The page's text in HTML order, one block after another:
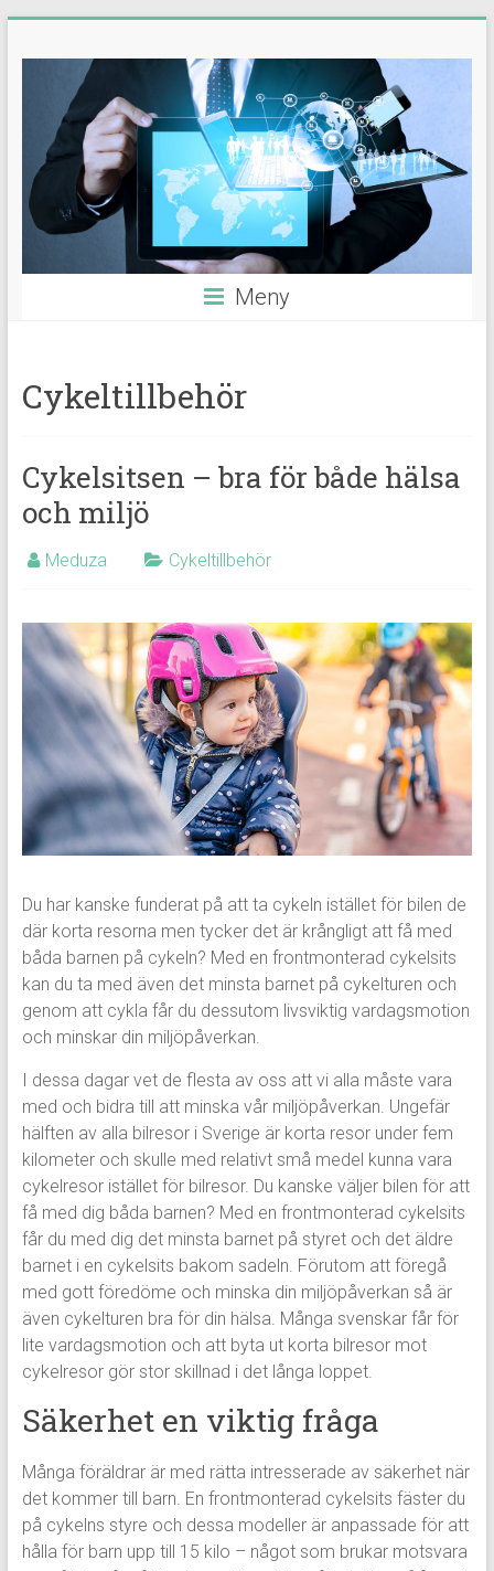
Guider,
tips
nyheter
Meny
Cykeltillbehör
Cykelsitsen – bra för både hälsa
och miljö
Meduza Cykeltillbehör
Du har kanske funderat på att ta cykeln istället för bilen de
där korta resorna men tycker det är krångligt att få med
båda barnen på cykeln? Med en frontmonterad cykelsits
kan du ta med även det minsta barnet på cykelturen och
genom att cykla får du dessutom livsviktig vardagsmotion
och minskar din miljöpåverkan.
I dessa dagar vet de flesta av oss att vi alla måste vara
med och bidra till att minska vår miljöpåverkan. Ungefär
hälften av alla bilresor i Sverige är korta resor under fem
kilometer och skulle med relativt små medel kunna vara
cykelresor istället för bilresor. Du kanske väljer bilen för att
få med dig båda barnen? Med en frontmonterad cykelsits
får du med dig det minsta barnet på styret och det äldre
barnet i en cykelsits bakom sadeln. Förutom att föregå
med gott föredöme och minska din miljöpåverkan så är
även cykelturen bra för din hälsa. Många svenskar får för
lite vardagsmotion och att byta ut korta bilresor mot
cykelresor gör stor skillnad i det långa loppet.
Säkerhet en viktig fråga
Många föräldrar är med rätta intresserade av säkerhet när
det kommer till barn. En frontmonterad cykelsits fäster du
på cykelns styre och dessa modeller är anpassade för att
hålla för barn upp till 15 kilo – något som brukar motsvara